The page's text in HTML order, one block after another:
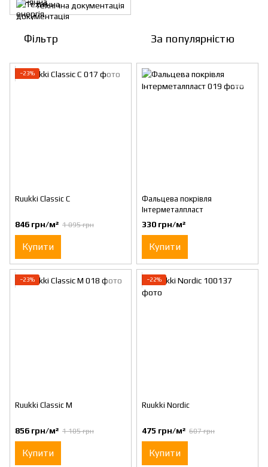
Технічна документація
Фільтр За популярністю
−23%
Ruukki Classic C
846 грн/м² 1 095 грн
Купити
Фальцева покрівля
Інтерметалпласт
330 грн/м²
Купити
−23%
Ruukki Classic M
856 грн/м² 1 105 грн
Купити
−22%
Ruukki Nordic
475 грн/м² 607 грн
Купити